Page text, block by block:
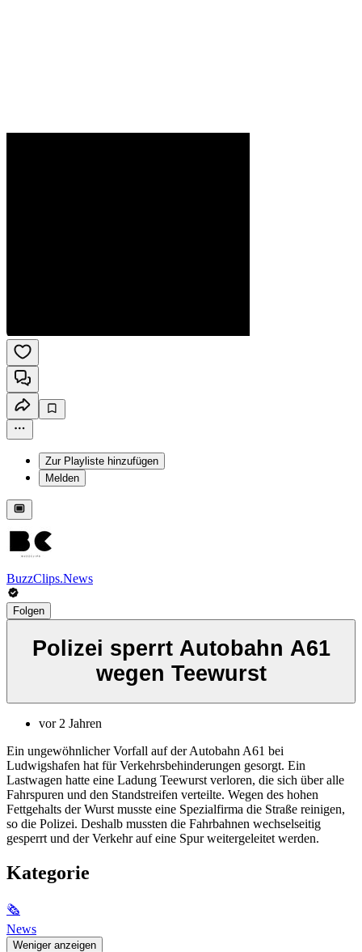
Zur Playliste hinzufügen
Melden
BuzzClips.News
Folgen
Polizei sperrt Autobahn A61
wegen Teewurst
vor 2 Jahren
Ein ungewöhnlicher Vorfall auf der Autobahn A61 bei
Ludwigshafen hat für Verkehrsbehinderungen gesorgt. Ein
Lastwagen hatte eine Ladung Teewurst verloren, die sich über alle
Fahrspuren und den Standstreifen verteilte. Wegen des hohen
Fettgehalts der Wurst musste eine Spezialfirma die Straße reinigen,
so die Polizei. Deshalb mussten die Fahrbahnen wechselseitig
gesperrt und der Verkehr auf eine Spur weitergeleitet werden.
Kategorie
🗞
News
Weniger anzeigen